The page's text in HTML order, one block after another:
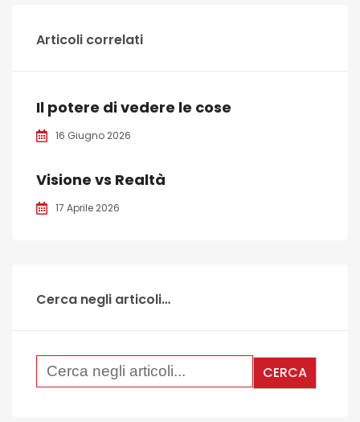
Articoli correlati
Il potere di vedere le cose
16 Giugno 2026
Visione vs Realtà
17 Aprile 2026
Cerca negli articoli…